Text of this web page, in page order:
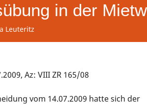
in der
Leuteritz
Az: VIII ZR 165/08
vom 14.07.2009 hatte sich der